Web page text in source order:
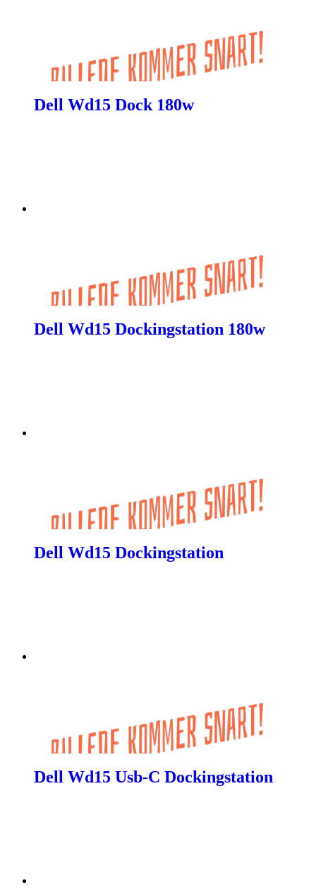
Dell Wd15 Dock 180w
Dell Wd15 Dockingstation 180w
Dell Wd15 Dockingstation
Dell Wd15 Usb-C Dockingstation